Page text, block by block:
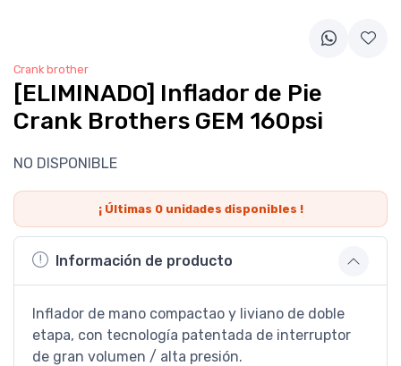
Crank brother
[ELIMINADO] Inflador de Pie
Crank Brothers GEM 160psi
NO DISPONIBLE
¡ Últimas 0unidades disponibles !
Información de producto
Inflador de mano compactao y liviano de doble
etapa, con tecnología patentada de interruptor
de gran volumen / alta presión.